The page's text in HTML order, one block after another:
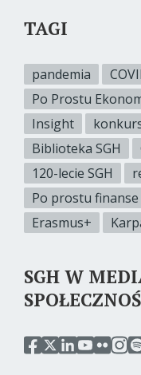
TAGI
pandemia
Po Prostu
Insight
Biblioteka SGH
120-lecie SGH
Po prostu finanse
Erasmus+
SGH W
przejdź
przejdź
przejdź
przejdź
przejdź